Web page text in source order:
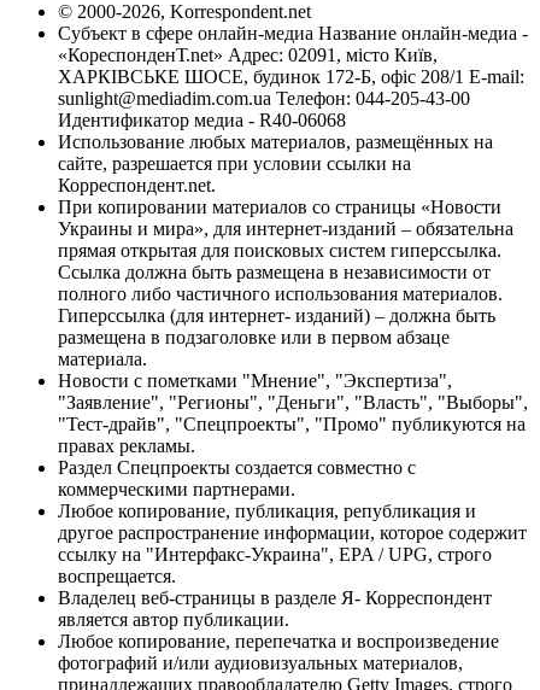
© 2000-2026, Korrespondent.net
Субъект в сфере онлайн-медиа Название онлайн-медиа -
«КореспонденТ.net» Адрес: 02091, місто Київ,
ХАРКІВСЬКЕ ШОСЕ, будинок 172-Б, офіс 208/1 E-mail:
sunlight@mediadim.com.ua Телефон: 044-205-43-00
Идентификатор медиа - R40-06068
Использование любых материалов, размещённых на
сайте, разрешается при условии ссылки на
Корреспондент.net.
При копировании материалов со страницы «Новости
Украины и мира», для интернет-изданий – обязательна
прямая открытая для поисковых систем гиперссылка.
Ссылка должна быть размещена в независимости от
полного либо частичного использования материалов.
Гиперссылка (для интернет- изданий) – должна быть
размещена в подзаголовке или в первом абзаце
материала.
Новости с пометками "Мнение", "Экспертиза",
"Заявление", "Регионы", "Деньги", "Власть", "Выборы",
"Тест-драйв", "Спецпроекты", "Промо" публикуются на
правах рекламы.
Раздел Спецпроекты создается совместно с
коммерческими партнерами.
Любое копирование, публикация, републикация и
другое распространение информации, которое содержит
ссылку на "Интерфакс-Украина", EPA / UPG, строго
воспрещается.
Владелец веб-страницы в разделе Я- Корреспондент
является автор публикации.
Любое копирование, перепечатка и воспроизведение
фотографий и/или аудиовизуальных материалов,
принадлежащих правообладателю Getty Images, строго